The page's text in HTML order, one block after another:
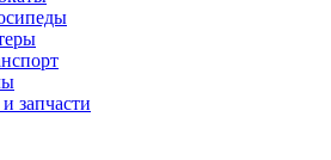
запчасти